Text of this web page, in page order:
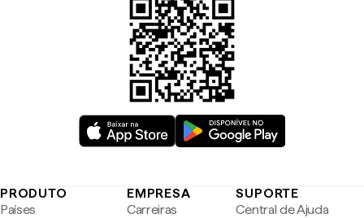
PRODUTO
Países
EMPRESA
Carreiras
SUPORTE
Central de Ajuda